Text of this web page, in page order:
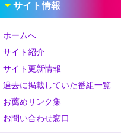
サイト情報
ホームへ
サイト紹介
サイト更新情報
過去に掲載していた番組一覧
お薦めリンク集
お問い合わせ窓口